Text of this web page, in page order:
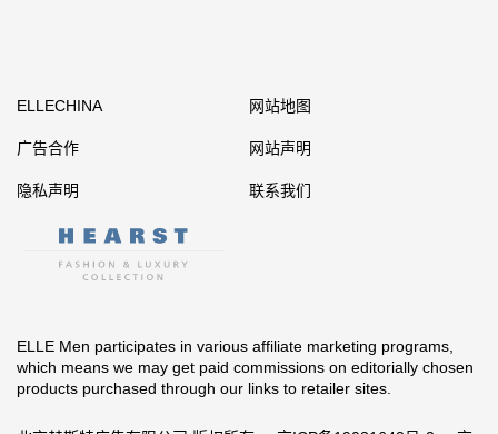
ELLECHINA 网站地图
广告合作 网站声明
隐私声明 联系我们
ELLE Men participates in various affiliate marketing programs,
which means we may get paid commissions on editorially chosen
products purchased through our links to retailer sites.